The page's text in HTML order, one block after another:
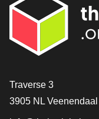
[_General:Contact]
Traverse 3
3905 NL Veenendaal